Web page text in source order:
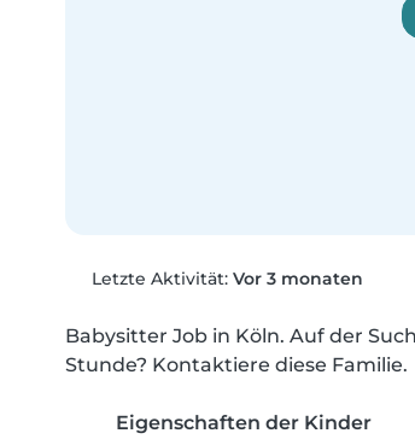
Letzte Aktivität: Vor 3 monaten
Babysitter Job in Köln. Auf der
Stunde? Kontaktiere diese Familie.
Eigenschaften der Kinder